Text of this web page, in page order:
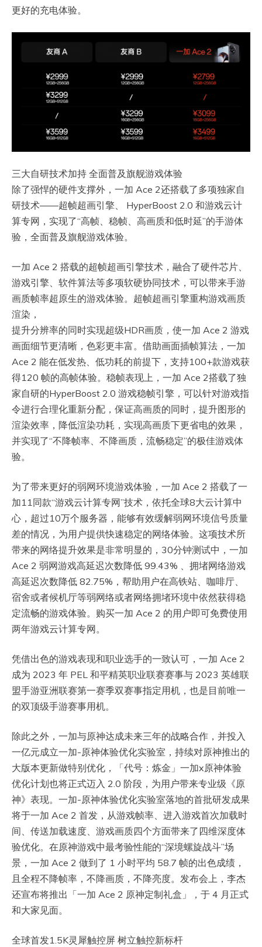
更好的充电体验。
三大自研技术加持 全面普及旗舰游戏体验
除了强悍的硬件支撑外，一加 Ace 2还搭载了多项独家自
研技术——超帧超画引擎、 HyperBoost 2.0 和游戏云计
算专网，实现了“高帧、稳帧、高画质和低时延”的手游体
验，全面普及旗舰游戏体验。
一加 Ace 2 搭载的超帧超画引擎技术，融合了硬件芯片、
游戏引擎、软件算法等多项软硬协同技术，可以带来手游
画质帧率超原生的游戏体验。超帧超画引擎重构游戏画质
渲染，
提升分辨率的同时实现超级HDR画质，使一加 Ace 2 游戏
画面细节更清晰，色彩更丰富。借助画面插帧算法，一加
Ace 2 能在低发热、低功耗的前提下，支持100+款游戏获
得120 帧的高帧体验。稳帧表现上，一加 Ace 2搭载了独
家自研的HyperBoost 2.0 游戏稳帧引擎，可以针对游戏指
令进行合理化重新分配，保证高画质的同时，提升图形的
渲染效率，降低渲染功耗，实现高画质下更省电的效果，
并实现了“不降帧率、不降画质，流畅稳定”的极佳游戏体
验。
为了带来更好的弱网环境游戏体验，一加 Ace 2 搭载了一
加11同款“游戏云计算专网”技术，依托全球8大云计算中
心，超过10万个服务器，能够有效缓解弱网环境信号质量
差的情况，为用户提供快速稳定的网络体验。这项技术所
带来的网络提升效果是非常明显的，30分钟测试中，一加
Ace 2 弱网游戏高延迟次数降低 99.43% 、拥堵网络游戏
高延迟次数降低 82.75%，帮助用户在高铁站、咖啡厅、
宿舍或者候机厅等弱网络或者网络拥堵环境中依然获得稳
定流畅的游戏体验。购买一加 Ace 2 的用户即可免费使用
两年游戏云计算专网。
凭借出色的游戏表现和职业选手的一致认可，一加 Ace 2
成为 2023 年 PEL 和平精英职业联赛赛事与 2023 英雄联
盟手游亚洲联赛第一赛季双赛事指定用机，也是目前唯一
的双顶级手游赛事用机。
除此之外，一加与原神达成未来三年的战略合作，并投入
一亿元成立一加-原神体验优化实验室，持续对原神推出的
大版本更新做特别优化，「代号：炼金」一加x原神体验
优化计划也将正式迈入 2.0 阶段，为用户带来专业级《原
神》表现。一加-原神体验优化实验室落地的首批研发成果
将于一加 Ace 2 首发，从游戏帧率、进入游戏首次加载时
间、传送加载速度、游戏画质四个方面带来了四维深度体
验优化。在原神游戏中最考验性能的“深境螺旋战斗”场
景，一加 Ace 2 做到了 1 小时平均 58.7 帧的出色成绩，
且全程不降帧率，不降画质，不降亮度。发布会上，李杰
还宣布将推出「一加 Ace 2 原神定制礼盒」，于 4 月正式
和大家见面。
全球首发1.5K灵犀触控屏 树立触控新标杆